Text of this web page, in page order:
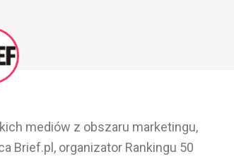
mediów z obszaru marketingu,
Brief.pl, organizator Rankingu 50